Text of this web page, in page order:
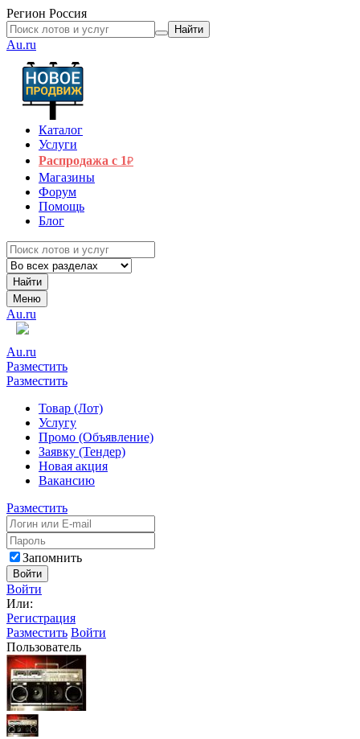
Регион Россия
Найти
Au.ru
Каталог
Услуги
Распродажа с 1₽
Магазины
Форум
Помощь
Блог
Найти
Меню
Au.ru
Au.ru
Разместить
Разместить
Товар (Лот)
Услугу
Промо (Объявление)
Заявку (Тендер)
Новая акция
Вакансию
Разместить
Запомнить
Войти
Войти
Или:
Регистрация
Разместить Войти
Пользователь